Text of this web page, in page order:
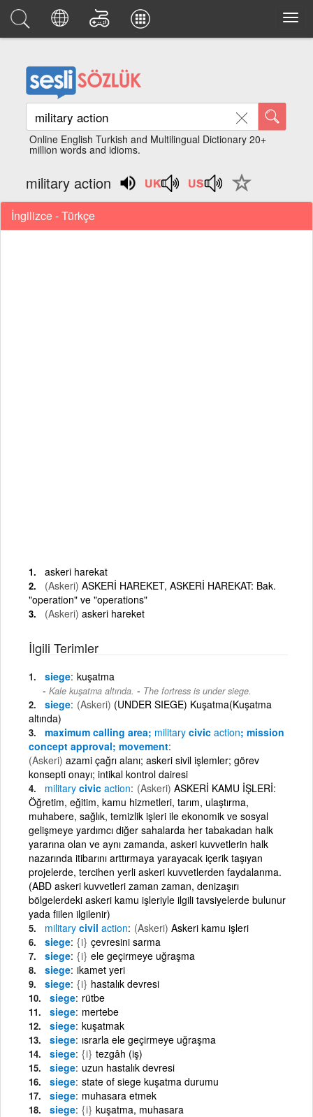
Online English Turkish and Multilingual Dictionary 20+
million words and idioms.
military action
İngilizce - Türkçe
askeri harekat
(Askeri) ASKERİ HAREKET, ASKERİ HAREKAT: Bak.
"operation" ve "operations"
(Askeri) askeri hareket
İlgili Terimler
siege kuşatma
Kale kuşatma altında. - The fortress is under siege.
siege (Askeri) (UNDER SIEGE) Kuşatma(Kuşatma
altında)
maximum calling area; military civic action; mission
concept approval; movement
(Askeri) azami çağrı alanı; askeri sivil işlemler; görev
konsepti onayı; intikal kontrol dairesi
military civic action (Askeri) ASKERİ KAMU İŞLERİ:
Öğretim, eğitim, kamu hizmetleri, tarım, ulaştırma,
muhabere, sağlık, temizlik işleri ile ekonomik ve sosyal
gelişmeye yardımcı diğer sahalarda her tabakadan halk
yararına olan ve aynı zamanda, askeri kuvvetlerin halk
nazarında itibarını arttırmaya yarayacak içerik taşıyan
projelerde, tercihen yerli askeri kuvvetlerden faydalanma.
(ABD askeri kuvvetleri zaman zaman, denizaşırı
bölgelerdeki askeri kamu işleriyle ilgili tavsiyelerde bulunur
yada fiilen ilgilenir)
military civil action (Askeri) Askeri kamu işleri
siege {i} çevresini sarma
siege {i} ele geçirmeye uğraşma
siege ikamet yeri
siege {i} hastalık devresi
siege rütbe
siege mertebe
siege kuşatmak
siege ısrarla ele geçirmeye uğraşma
siege {i} tezgâh (iş)
siege uzun hastalık devresi
siege state of siege kuşatma durumu
siege muhasara etmek
siege {i} kuşatma, muhasara